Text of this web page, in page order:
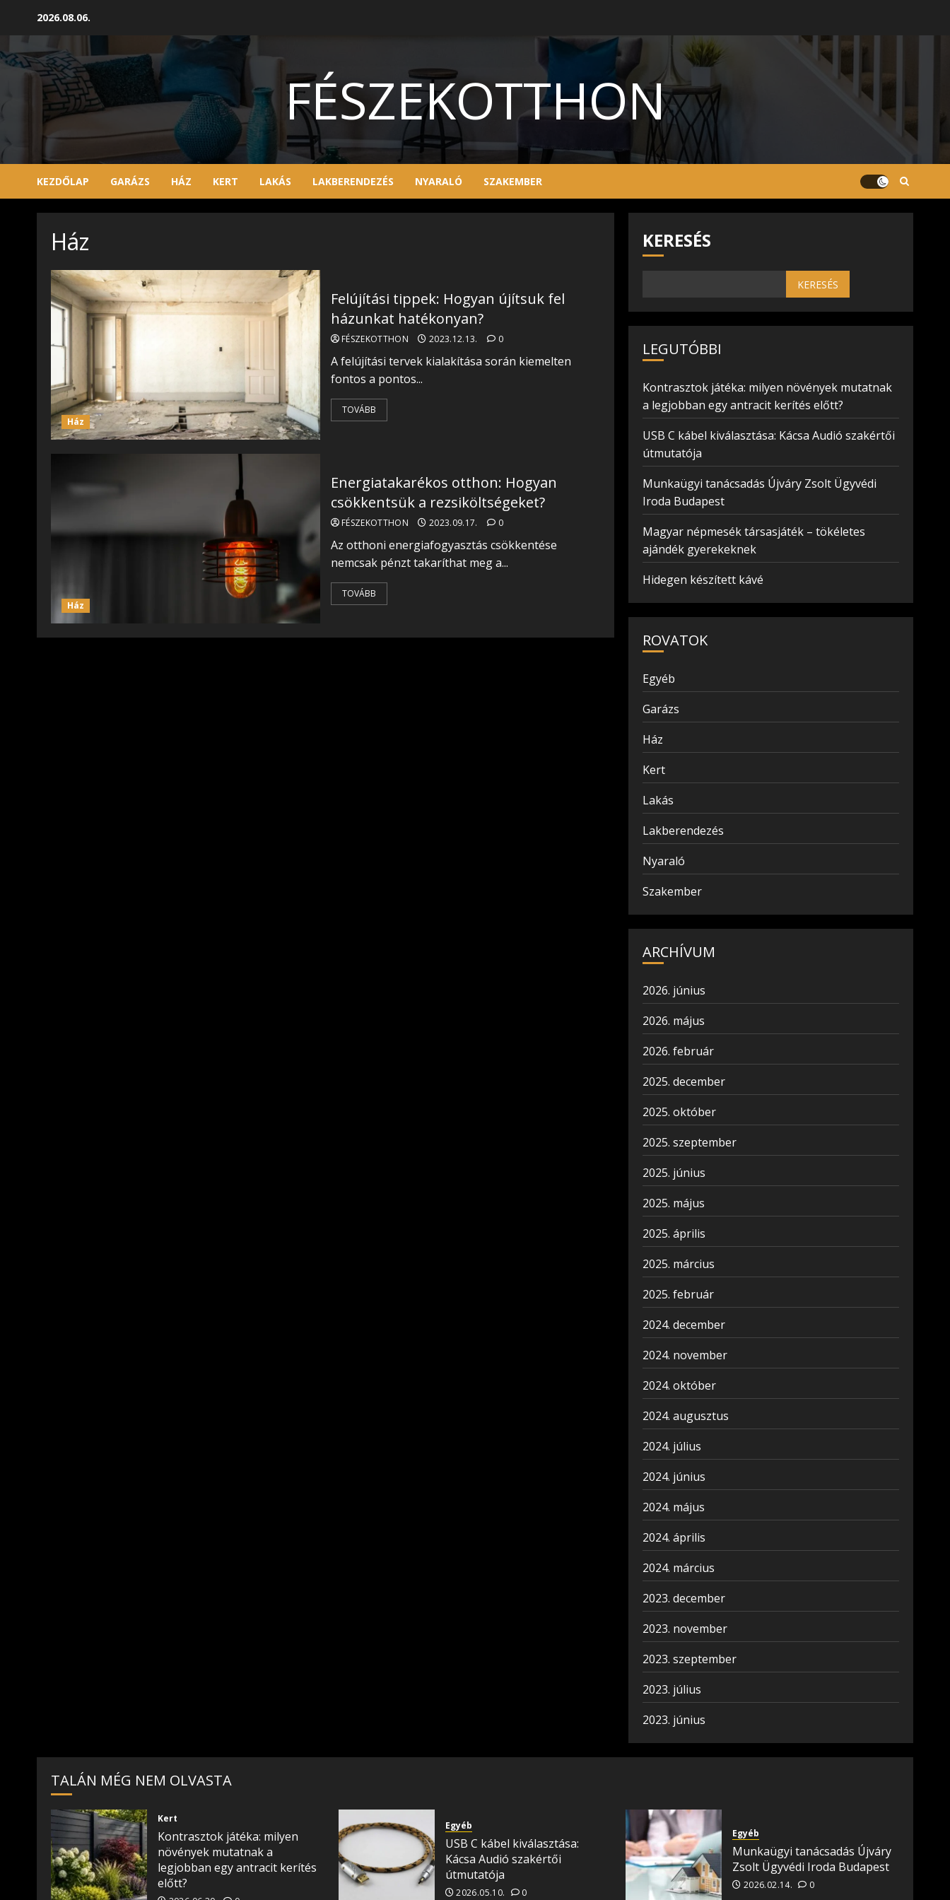
2026.08.06.
FÉSZEKOTTHON
KEZDŐLAP GARÁZS HÁZ KERT LAKÁS LAKBERENDEZÉS NYARALÓ SZAKEMBER
Ház
Ház
Felújítási tippek: Hogyan újítsuk fel
házunkat hatékonyan?
FÉSZEKOTTHON 2023.12.13. 0
A felújítási tervek kialakítása során kiemelten
fontos a pontos...
TOVÁBB
Ház
Energiatakarékos otthon: Hogyan
csökkentsük a rezsiköltségeket?
FÉSZEKOTTHON 2023.09.17. 0
Az otthoni energiafogyasztás csökkentése
nemcsak pénzt takaríthat meg a...
TOVÁBB
KERESÉS
KERESÉS
LEGUTÓBBI
Kontrasztok játéka: milyen növények mutatnak
a legjobban egy antracit kerítés előtt?
USB C kábel kiválasztása: Kácsa Audió szakértői
útmutatója
Munkaügyi tanácsadás Újváry Zsolt Ügyvédi
Iroda Budapest
Magyar népmesék társasjáték – tökéletes
ajándék gyerekeknek
Hidegen készített kávé
ROVATOK
Egyéb
Garázs
Ház
Kert
Lakás
Lakberendezés
Nyaraló
Szakember
ARCHÍVUM
2026. június
2026. május
2026. február
2025. december
2025. október
2025. szeptember
2025. június
2025. május
2025. április
2025. március
2025. február
2024. december
2024. november
2024. október
2024. augusztus
2024. július
2024. június
2024. május
2024. április
2024. március
2023. december
2023. november
2023. szeptember
2023. július
2023. június
TALÁN MÉG NEM OLVASTA
Kert
Kontrasztok játéka: milyen
növények mutatnak a
legjobban egy antracit kerítés
előtt?
Egyéb
USB C kábel kiválasztása:
Kácsa Audió szakértői
útmutatója
2026.05.10. 0
Egyéb
Munkaügyi tanácsadás Újváry
Zsolt Ügyvédi Iroda Budapest
2026.02.14. 0